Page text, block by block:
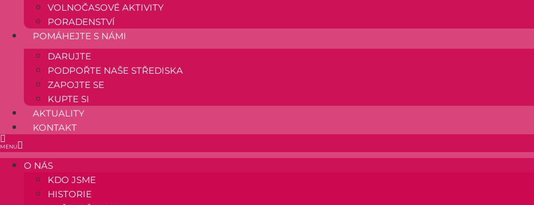
VOLNOČASOVÉ AKTIVITY
PORADENSTVÍ
POMÁHEJTE S NÁMI
DARUJTE
PODPOŘTE NAŠE STŘEDISKA
ZAPOJTE SE
KUPTE SI
AKTUALITY
KONTAKT
O NÁS
KDO JSME
HISTORIE